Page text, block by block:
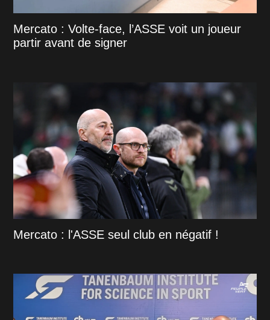
Mercato : Volte-face, l’ASSE voit un joueur
partir avant de signer
Mercato : l'ASSE seul club en négatif !